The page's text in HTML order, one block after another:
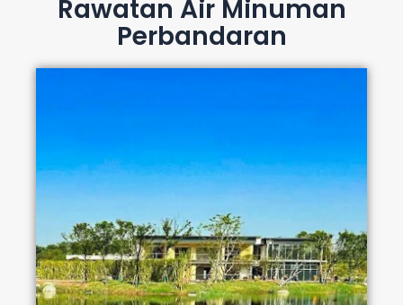
Rawatan Air Minuman
Perbandaran